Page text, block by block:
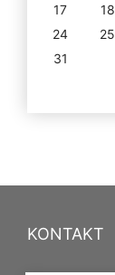
17
18
24
25
31
KONTAKT